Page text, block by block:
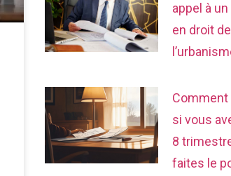
appel à
en droit de
Comment
si vous
8
faites le